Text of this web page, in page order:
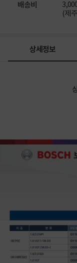
배송비
(제
상세정보